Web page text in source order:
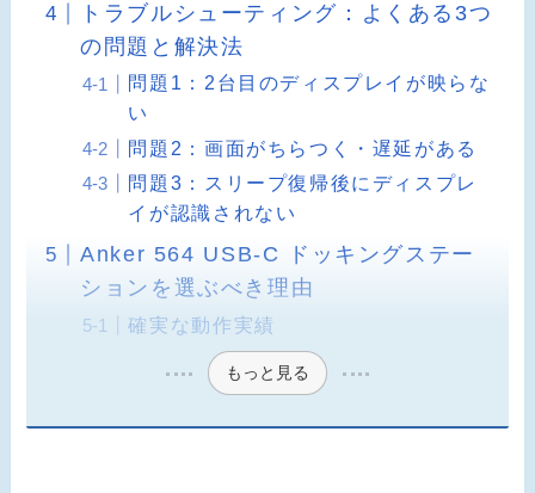
トラブルシューティング：よくある3つ
の問題と解決法
問題1：2台目のディスプレイが映らな
い
問題2：画面がちらつく・遅延がある
問題3：スリープ復帰後にディスプレ
イが認識されない
Anker 564 USB-C ドッキングステー
ションを選ぶべき理由
確実な動作実績
もっと見る